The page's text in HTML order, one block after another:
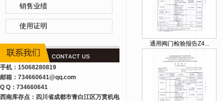
销售业绩
使用证明
手机：15068280819
邮箱：734660641@qq.com
Q Q：734660641
西南库存点：四川省成都市青白江区万贯机电
通用阀门检验报告Z4...